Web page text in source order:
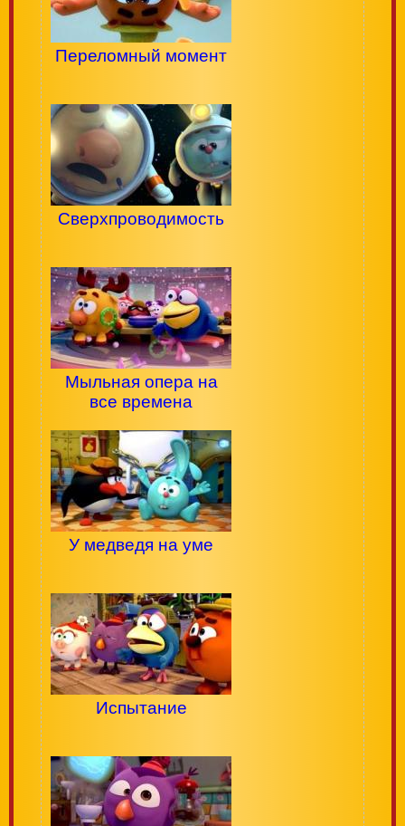
Переломный момент
Сверхпроводимость
Мыльная опера на
все времена
У медведя на уме
Испытание